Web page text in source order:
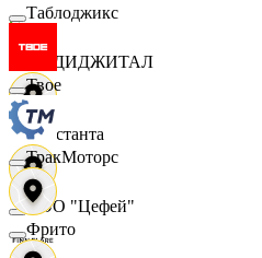
X5 ДИДЖИТАЛ
Константа
ООО "Цефей"
Таблоджикс
Твое
ТракМоторс
Фрито